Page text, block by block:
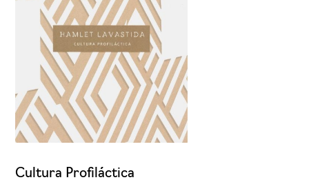
Cultura Profiláctica